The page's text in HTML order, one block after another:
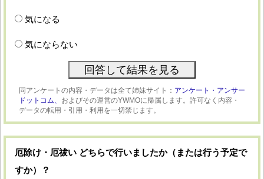
気になる
気にならない
同アンケートの内容・データは全て姉妹サイト： アンケート・アンサー
ドットコム、 およびその運営のYWMOに帰属します。許可なく内容・
データの転用・引用・利用を一切禁じます。
厄除け・厄祓い どちらで行いましたか（または行う予定で
すか）？